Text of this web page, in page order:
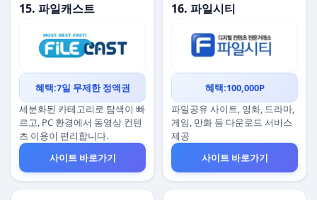
15. 파일캐스트
혜택:7일 무제한 정액권
세분화된 카테고리로 탐색이 빠
르고, PC 환경에서 동영상 컨텐
츠 이용이 편리합니다.
사이트 바로가기
16. 파일시티
혜택:100,000P
파일공유 사이트, 영화, 드라마,
게임, 만화 등 다운로드 서비스
제공
사이트 바로가기